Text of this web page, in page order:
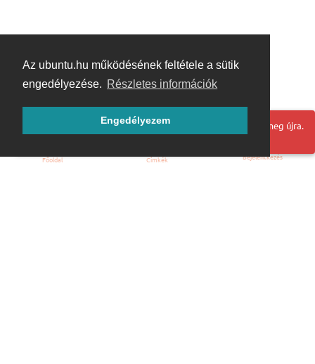
Az ubuntu.hu működésének feltétele a sütik
engedélyezése. Részletes információk
Engedélyezem
Hoppá! Valami hiba történt. Frissítse az oldalt és próbálja meg újra.
Főoldal Címkék Bejelentkezés